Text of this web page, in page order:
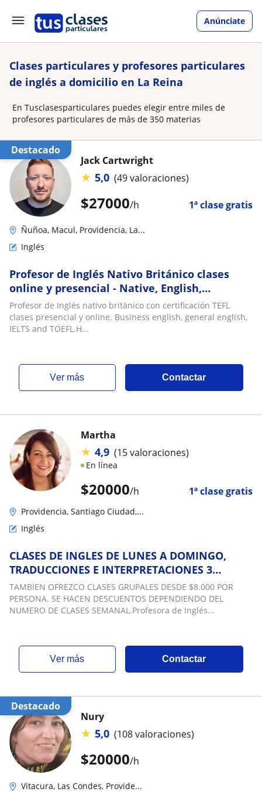
Anúnciate
Clases particulares y profesores particulares
de inglés a domicilio en La Reina
En Tusclasesparticulares puedes elegir entre miles de
profesores particulares de más de 350 materias
Destacado
$27000/h 1ª clase gratis
Jack Cartwright
★ 5,0 (49 valoraciones)
Ñuñoa, Macul, Providencia, La...
Inglés
Profesor de Inglés Nativo Británico clases
online y presencial - Native, English,
Professor, British, Británico
Profesor de Inglés nativo británico con certificación TEFL
clases presencial y online. Business english, general english,
IELTS and TOEFL.H...
ver más Contactar
$20000/h 1ª clase gratis
Martha
★ 4,9 (15 valoraciones)
En línea
Providencia, Santiago Ciudad,...
Inglés
CLASES DE INGLES DE LUNES A DOMINGO,
TRADUCCIONES E INTERPRETACIONES 3
IDIOMAS TODOS NIVELES: INGLES DE
NEGOCIOS EN LAS CONDES, PROVIDENCIA,
MAIPU, ÑUÑOA, PUDAHUEL, VITACURA, LA
TAMBIEN OFREZCO CLASES GRUPALES DESDE $8.000 POR
PERSONA. SE HACEN DESCUENTOS DEPENDIENDO DEL
NUMERO DE CLASES SEMANAL.Profesora de Inglés...
ver más Contactar
Destacado
$20000/h
Nury
★ 5,0 (108 valoraciones)
Vitacura, Las Condes, Provide...